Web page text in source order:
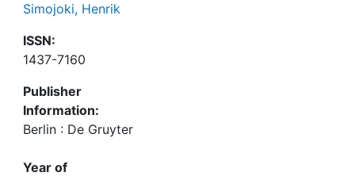
Simojoki, Henrik
ISSN:
1437-7160
Publisher
Information:
Berlin : De Gruyter
Year of